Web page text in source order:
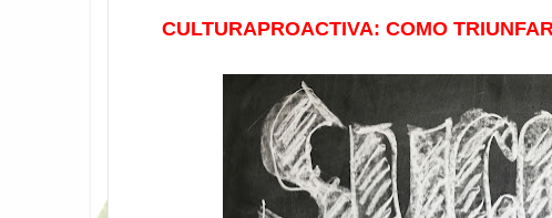
CULTURAPROACTIVA: COMO